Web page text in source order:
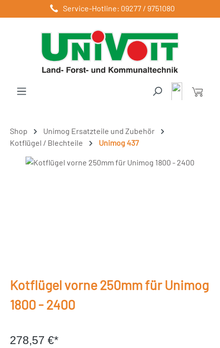
Zum Hauptinhalt springenService-Hotline: 09277 / 9751080
Shop
Unimog Ersatzteile und Zubehör
Kotflügel / Blechteile
Unimog 437
Bildergalerie überspringen
Kotflügel vorne 250mm für Unimog
1800 - 2400
278,57 €*